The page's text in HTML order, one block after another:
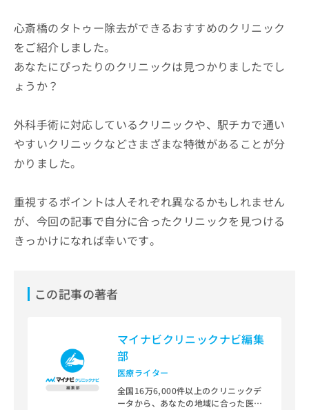
心斎橋のタトゥー除去ができるおすすめのクリニック
をご紹介しました。
あなたにぴったりのクリニックは見つかりましたでし
ょうか？
外科手術に対応しているクリニックや、駅チカで通い
やすいクリニックなどさまざまな特徴があることが分
かりました。
重視するポイントは人それぞれ異なるかもしれません
が、今回の記事で自分に合ったクリニックを見つける
きっかけになれば幸いです。
この記事の著者
マイナビクリニックナビ編集
部
医療ライター
全国16万6,000件以上のクリニックデ
ータから、あなたの地域に合った医療